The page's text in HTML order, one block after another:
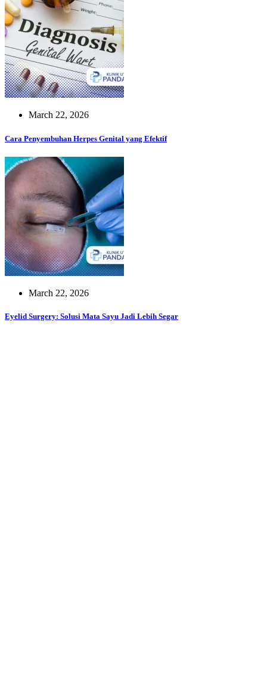
March 22, 2026
Cara Penyembuhan Herpes Genital yang Efektif
March 22, 2026
Eyelid Surgery: Solusi Mata Sayu Jadi Lebih Segar